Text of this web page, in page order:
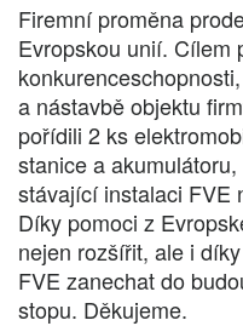
Firemní proměna
Evropskou unií. Cílem
a nástavbě objektu
pořídili 2 ks
stanice a
stávající instalaci FVE
Díky pomoci z
nejen rozšířit, ale i
FVE zanechat do
stopu. Děkujeme.